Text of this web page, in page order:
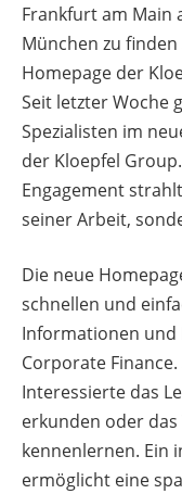
Frankfurt am Main
München zu
Homepage der
Seit letzter Woche
Spezialisten im
der Kloepfel
Engagement
seiner Arbeit,
Die neue
schnellen und
Informationen und
Corporate
Interessierte das
erkunden oder
kennenlernen. Ein
ermöglicht eine